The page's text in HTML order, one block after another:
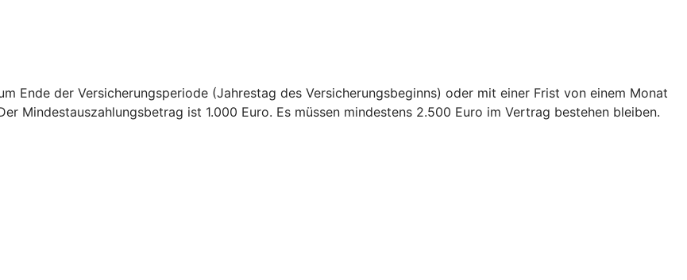
Ende der Versicherungsperiode (Jahrestag des Versicherungsbeginns) oder mit einer Frist von einem Monat
Mindestauszahlungsbetrag ist 1.000 Euro. Es müssen mindestens 2.500 Euro im Vertrag bestehen bleiben.